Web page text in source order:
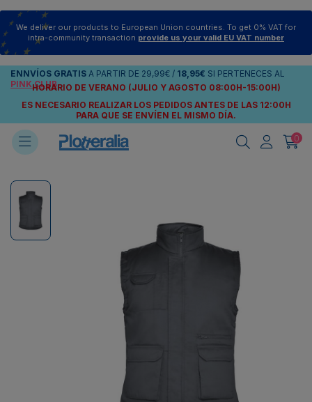
We deliver our products to European Union countries. To get 0% VAT for
intra-community transaction provide us your valid EU VAT number
ENNVÍOS GRATIS A PARTIR DE 29,99€ / 18,95€ SI PERTENECES AL
PINK CLUB
HORARIO DE VERANO (JULIO Y AGOSTO 08:00H-15:00H)
ES NECESARIO REALIZAR LOS PEDIDOS ANTES DE LAS 12:00H
PARA QUE SE ENVÍEN EL MISMO DÍA.
0